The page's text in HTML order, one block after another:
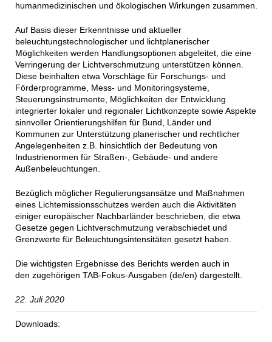
humanmedizinischen und ökologischen Wirkungen zusammen.
Auf Basis dieser Erkenntnisse und aktueller
beleuchtungstechnologischer und lichtplanerischer
Möglichkeiten werden Handlungsoptionen abgeleitet, die eine
Verringerung der Lichtverschmutzung unterstützen können.
Diese beinhalten etwa Vorschläge für Forschungs- und
Förderprogramme, Mess- und Monitoringsysteme,
Steuerungsinstrumente, Möglichkeiten der Entwicklung
integrierter lokaler und regionaler Lichtkonzepte sowie Aspekte
sinnvoller Orientierungshilfen für Bund, Länder und
Kommunen zur Unterstützung planerischer und rechtlicher
Angelegenheiten z.B. hinsichtlich der Bedeutung von
Industrienormen für Straßen-, Gebäude- und andere
Außenbeleuchtungen.
Bezüglich möglicher Regulierungsansätze und Maßnahmen
eines Lichtemissionsschutzes werden auch die Aktivitäten
einiger europäischer Nachbarländer beschrieben, die etwa
Gesetze gegen Lichtverschmutzung verabschiedet und
Grenzwerte für Beleuchtungsintensitäten gesetzt haben.
Die wichtigsten Ergebnisse des Berichts werden auch in
den zugehörigen TAB-Fokus-Ausgaben (de/en) dargestellt.
22. Juli 2020
Downloads: